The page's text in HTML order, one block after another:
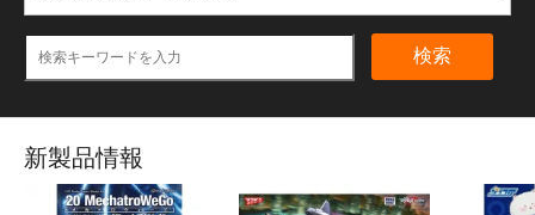
検索
新製品情報